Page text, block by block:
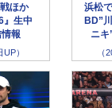
ほか
』生中
報
）
浜松
BD”
ニ
（